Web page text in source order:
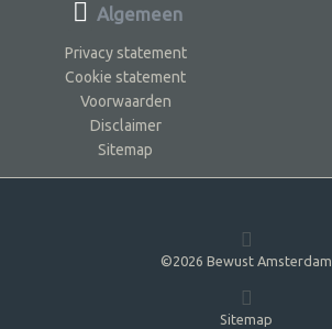
Algemeen
Privacy statement
Cookie statement
Voorwaarden
Disclaimer
Sitemap
©2026 Bewust Amsterdam
Sitemap